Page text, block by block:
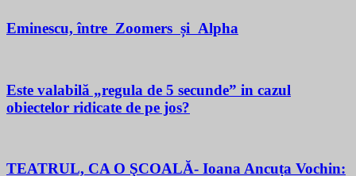
Eminescu, între Zoomers și Alpha
Este valabilă „regula de 5 secunde” in cazul
obiectelor ridicate de pe jos?
TEATRUL, CA O ŞCOALĂ- Ioana Ancuța Vochin: